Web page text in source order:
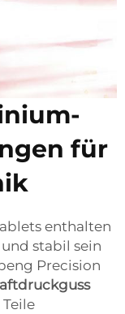
für
enthalten
stabil sein
Precision